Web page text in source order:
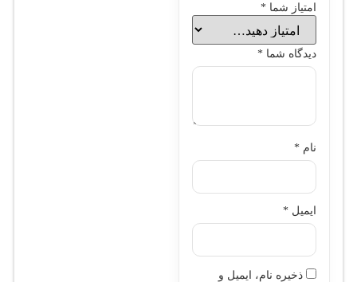
امتیاز شما *
دیدگاه شما *
نام *
ایمیل *
ذخیره نام، ایمیل و